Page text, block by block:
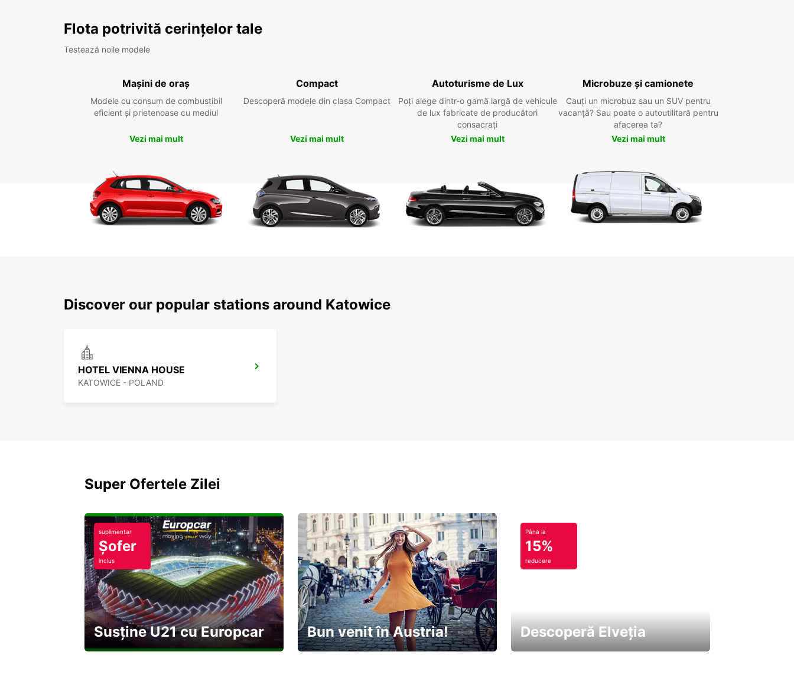
Flota potrivită cerințelor tale
Testează noile modele
Mașini de oraș
Modele cu consum de combustibil
eficient și prietenoase cu mediul
Vezi mai mult
Compact
Descoperă modele din clasa Compact
Vezi mai mult
Autoturisme de Lux
Poți alege dintr-o gamă largă de vehicule
de lux fabricate de producători
consacrați
Vezi mai mult
Microbuze și camionete
Cauți un microbuz sau un SUV pentru
vacanță? Sau poate o autoutilitară pentru
afacerea ta?
Vezi mai mult
Discover our popular stations around Katowice
HOTEL VIENNA HOUSE
KATOWICE - POLAND
Super Ofertele Zilei
suplimentar
Șofer
inclus
Susține U21 cu Europcar Bun venit în Austria!
Până la
15%
reducere
Descoperă Elveția